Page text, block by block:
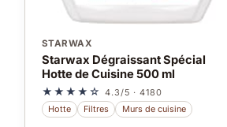
STARWAX
Starwax Dégraissant Spécial
Hotte de Cuisine 500 ml
★★★★☆ 4.3/5 · 4180
Hotte
Filtres Murs de cuisine